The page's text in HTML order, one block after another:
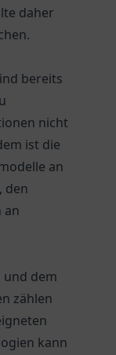
daher
bereits
nicht
ist die
an
den
an
und dem
zählen
kann